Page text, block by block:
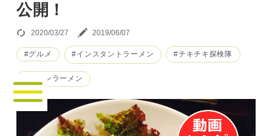
公開！
2020/03/27 2019/06/07
#グルメ #インスタントラーメン #チキチキ探検隊
#チキンラーメン